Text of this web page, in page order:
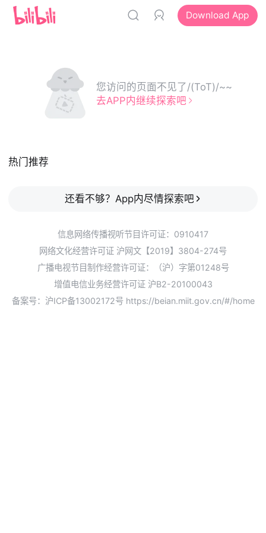
Download App
您访问的页面不见了/(ToT)/~~
去APP内继续探索吧
热门推荐
还看不够？App内尽情探索吧
信息网络传播视听节目许可证：0910417
网络文化经营许可证 沪网文【2019】3804-274号
广播电视节目制作经营许可证：（沪）字第01248号
增值电信业务经营许可证 沪B2-20100043
备案号：沪ICP备13002172号 https://beian.miit.gov.cn/#/home